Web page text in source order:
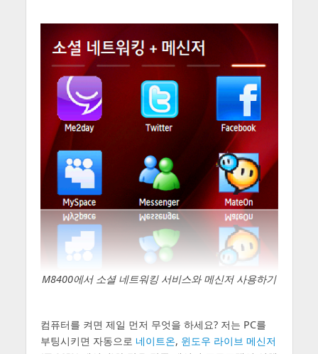
M8400에서 소셜 네트워킹 서비스와 메신저 사용하기
컴퓨터를 켜면 제일 먼저 무엇을 하세요? 저는 PC를
부팅시키면 자동으로 네이트온, 윈도우 라이브 메신저